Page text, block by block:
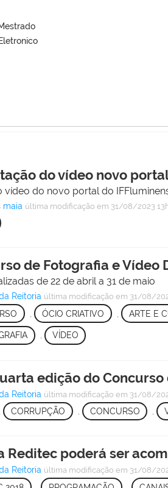
do vídeo novo
vídeo do novo portal do
maia última modificação em 31/08/2023
de Fotografia e Vídeo
de 22 de abril a 31 de maio
Reitoria última modificação em 31/08/
ÓCIO CRIATIVO ARTE E
, VÍDEO
edição do
Reitoria última modificação em 31/08/
CORRUPÇÃO CONCURSO ,
Reditec poderá ser
Reitoria última modificação em 31/08/